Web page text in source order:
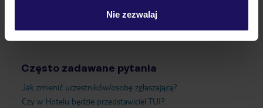
Nie zezwalaj
Ważne informacje
Często zadawane pytania
Jak zmienić uczestników/osobę zgłaszającą?
Czy w Hotelu będzie przedstawiciel TUI?